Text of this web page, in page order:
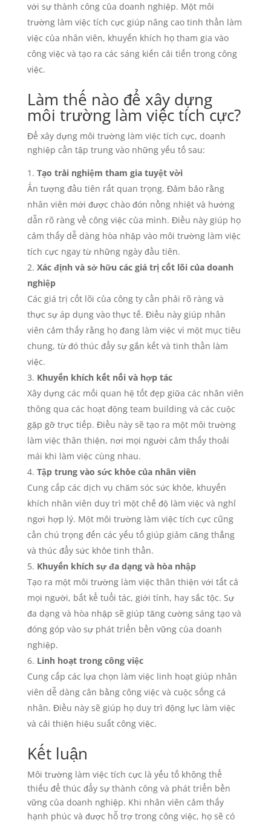
với sự thành công của doanh nghiệp. Một môi
trường làm việc tích cực giúp nâng cao tinh thần làm
việc của nhân viên, khuyến khích họ tham gia vào
công việc và tạo ra các sáng kiến cải tiến trong công
việc.
Làm thế nào để xây dựng
môi trường làm việc tích cực?
Để xây dựng môi trường làm việc tích cực, doanh
nghiệp cần tập trung vào những yếu tố sau:
Tạo trải nghiệm tham gia tuyệt vời
Ấn tượng đầu tiên rất quan trọng. Đảm bảo rằng
nhân viên mới được chào đón nồng nhiệt và hướng
dẫn rõ ràng về công việc của mình. Điều này giúp họ
cảm thấy dễ dàng hòa nhập vào môi trường làm việc
tích cực ngay từ những ngày đầu tiên.
Xác định và sở hữu các giá trị cốt lõi của doanh
nghiệp
Các giá trị cốt lõi của công ty cần phải rõ ràng và
thực sự áp dụng vào thực tế. Điều này giúp nhân
viên cảm thấy rằng họ đang làm việc vì một mục tiêu
chung, từ đó thúc đẩy sự gắn kết và tinh thần làm
việc.
Khuyến khích kết nối và hợp tác
Xây dựng các mối quan hệ tốt đẹp giữa các nhân viên
thông qua các hoạt động team building và các cuộc
gặp gỡ trực tiếp. Điều này sẽ tạo ra một môi trường
làm việc thân thiện, nơi mọi người cảm thấy thoải
mái khi làm việc cùng nhau.
Tập trung vào sức khỏe của nhân viên
Cung cấp các dịch vụ chăm sóc sức khỏe, khuyến
khích nhân viên duy trì một chế độ làm việc và nghỉ
ngơi hợp lý. Một môi trường làm việc tích cực cũng
cần chú trọng đến các yếu tố giúp giảm căng thẳng
và thúc đẩy sức khỏe tinh thần.
Khuyến khích sự đa dạng và hòa nhập
Tạo ra một môi trường làm việc thân thiện với tất cả
mọi người, bất kể tuổi tác, giới tính, hay sắc tộc. Sự
đa dạng và hòa nhập sẽ giúp tăng cường sáng tạo và
đóng góp vào sự phát triển bền vững của doanh
nghiệp.
Linh hoạt trong công việc
Cung cấp các lựa chọn làm việc linh hoạt giúp nhân
viên dễ dàng cân bằng công việc và cuộc sống cá
nhân. Điều này sẽ giúp họ duy trì động lực làm việc
và cải thiện hiệu suất công việc.
Kết luận
Môi trường làm việc tích cực là yếu tố không thể
thiếu để thúc đẩy sự thành công và phát triển bền
vững của doanh nghiệp. Khi nhân viên cảm thấy
hạnh phúc và được hỗ trợ trong công việc, họ sẽ có